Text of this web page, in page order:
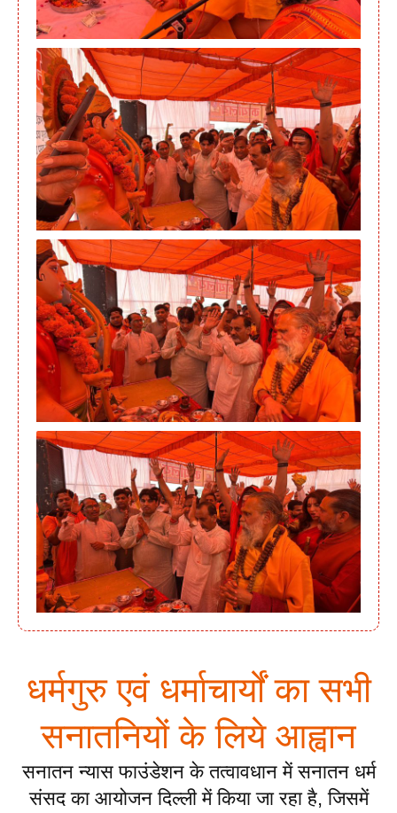
धर्मगुरु एवं धर्माचार्यों का सभी
सनातनियों के लिये आह्वान
सनातन न्यास फाउंडेशन के तत्वावधान में सनातन धर्म
संसद का आयोजन दिल्ली में किया जा रहा है, जिसमें